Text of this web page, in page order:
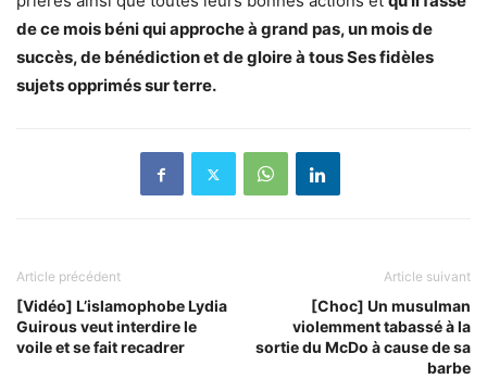
de ce mois béni qui approche à grand pas, un mois de
succès, de bénédiction et de gloire à tous Ses fidèles
sujets opprimés sur terre.
Article précédent
[Vidéo] L’islamophobe Lydia
Guirous veut interdire le
voile et se fait recadrer
Article suivant
[Choc] Un musulman
violemment tabassé à la
sortie du McDo à cause de sa
barbe